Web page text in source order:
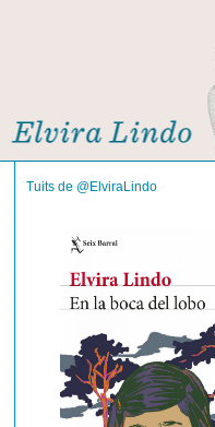
Tuits de @ElviraLindo